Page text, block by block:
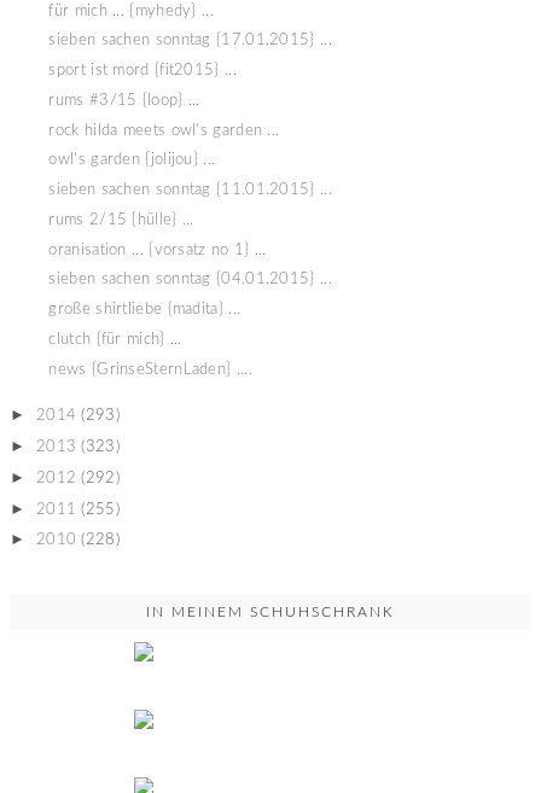
für mich ... {myhedy} ...
sieben sachen sonntag {17.01.2015} ...
sport ist mord {fit2015} ...
rums #3/15 {loop} ...
rock hilda meets owl's garden ...
owl's garden {jolijou} ...
sieben sachen sonntag {11.01.2015} ...
rums 2/15 {hülle} ...
oranisation ... {vorsatz no 1} ...
sieben sachen sonntag {04.01.2015} ...
große shirtliebe {madita} ...
clutch {für mich} ...
news {GrinseSternLaden} ....
► 2014 (293)
► 2013 (323)
► 2012 (292)
► 2011 (255)
► 2010 (228)
IN MEINEM SCHUHSCHRANK